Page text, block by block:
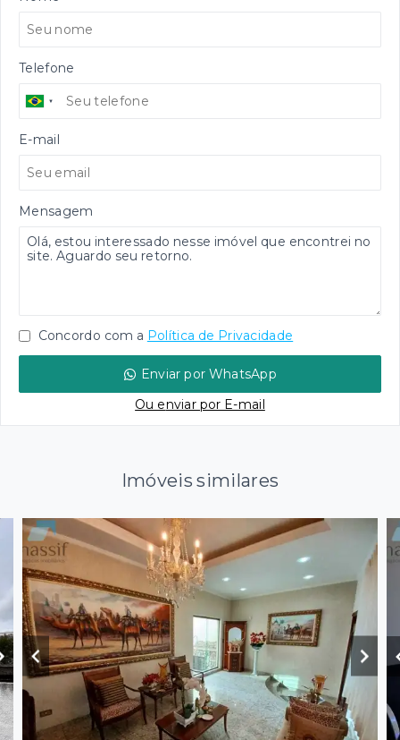
Telefone
E-mail
Mensagem
Concordo com a Política de Privacidade
Enviar por WhatsApp
Ou enviar por E-mail
Imóveis similares